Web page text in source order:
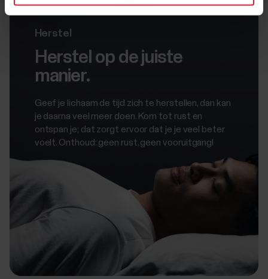
Herstel
Herstel op de juiste
manier.
Geef je lichaam de tijd zich te herstellen, dan kan
je daarna veel meer doen. Kom tot rust en
ontspan je; dat zorgt ervoor dat je je veel beter
voelt. Onthoud: geen rust, geen vooruitgang!